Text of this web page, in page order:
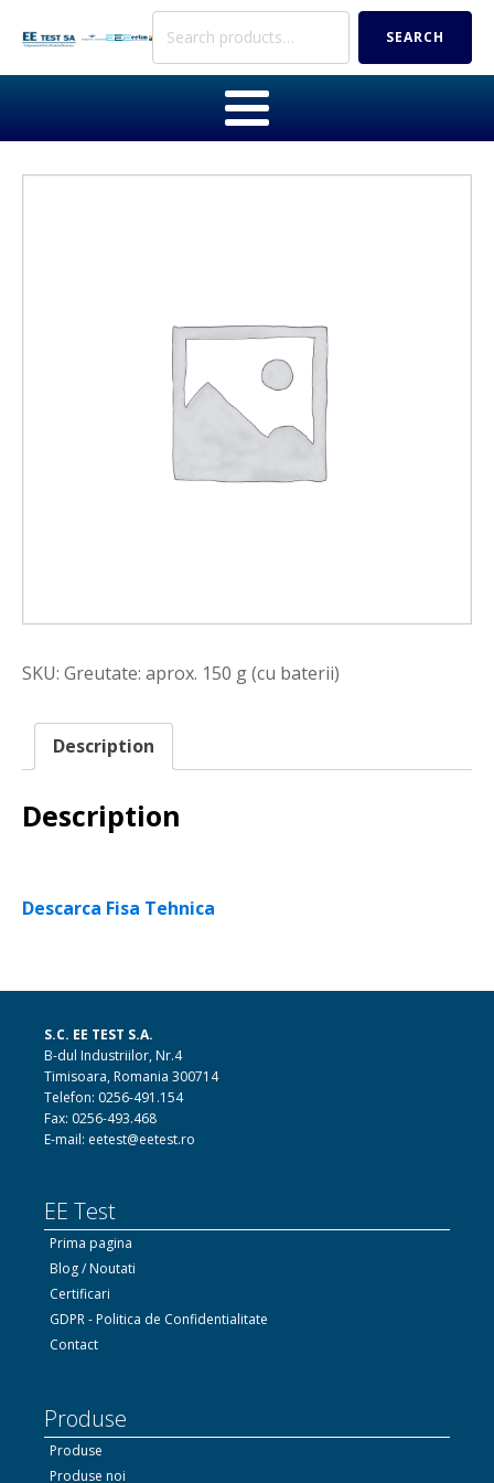
Search
SEARCH
SKU: Greutate: aprox. 150 g (cu baterii)
Description
Description
Descarca Fisa Tehnica
S.C. EE TEST S.A.
B-dul Industriilor, Nr.4
Timisoara, Romania 300714
Telefon: 0256-491.154
Fax: 0256-493.468
E-mail: eetest@eetest.ro
EE Test
Prima pagina
Blog / Noutati
Certificari
GDPR - Politica de Confidentialitate
Contact
Produse
Produse
Produse noi